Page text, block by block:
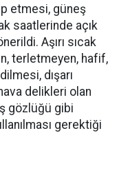
etmesi, güneş
saatlerinde açık
Aşırı sıcak
terletmeyen, hafif,
dışarı
delikleri olan
gözlüğü gibi
gerektiği